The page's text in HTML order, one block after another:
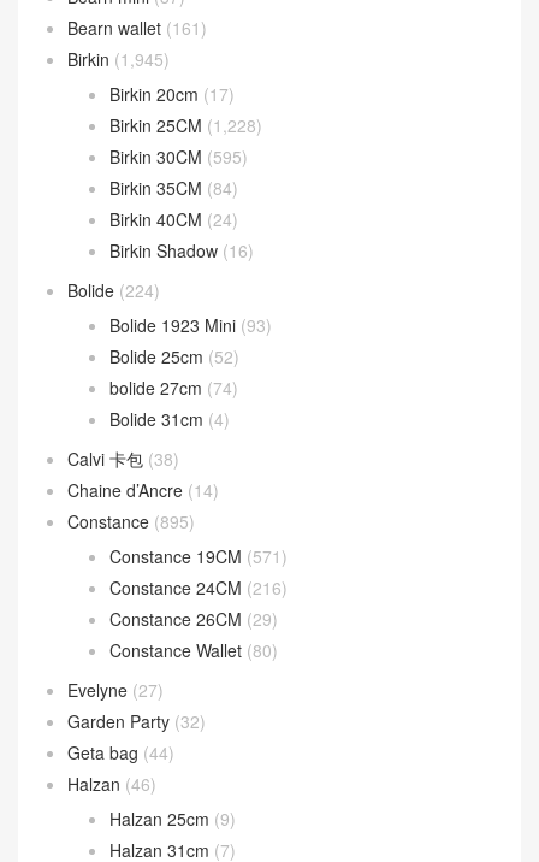
Bearn wallet (161)
Birkin (1,945)
Birkin 20cm (17)
Birkin 25CM (1,228)
Birkin 30CM (595)
Birkin 35CM (84)
Birkin 40CM (24)
Birkin Shadow (16)
Bolide (224)
Bolide 1923 Mini (93)
Bolide 25cm (52)
bolide 27cm (74)
Bolide 31cm (4)
Calvi 卡包 (38)
Chaine d’Ancre (14)
Constance (895)
Constance 19CM (571)
Constance 24CM (216)
Constance 26CM (29)
Constance Wallet (80)
Evelyne (27)
Garden Party (32)
Geta bag (44)
Halzan (46)
Halzan 25cm (9)
Halzan 31cm (7)